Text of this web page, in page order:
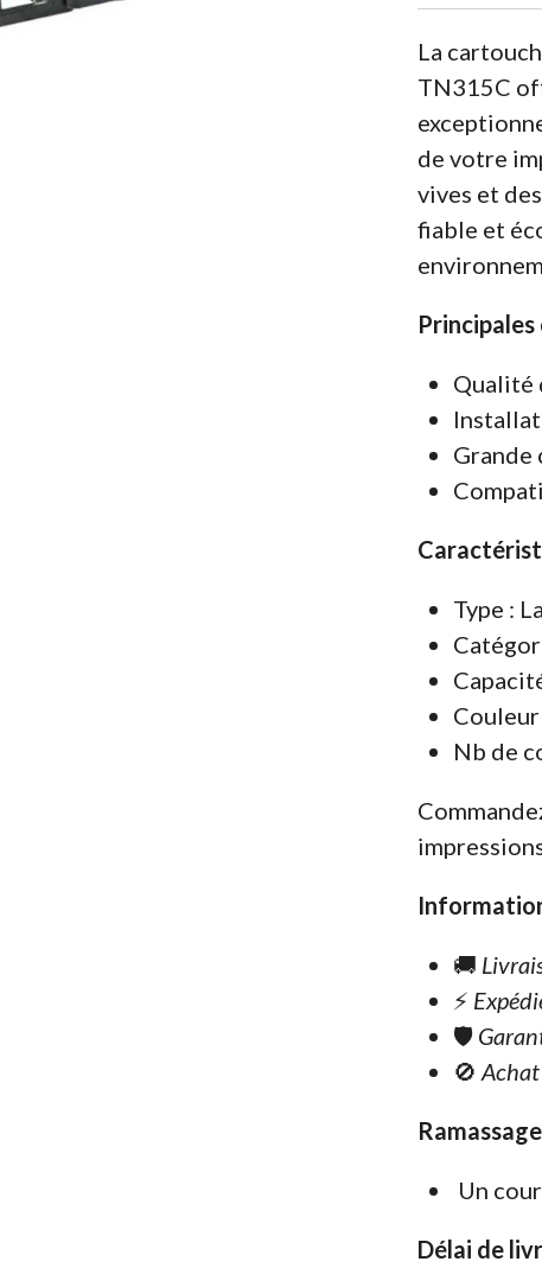
La
TN315C
de votre
vives et
fiable et
Qualité
Grande
Type :
Couleur
Nb de
🚚
⚡
🛡️
🚫 Achat
Un
Délai de